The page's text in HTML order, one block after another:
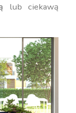
lub ciekawą